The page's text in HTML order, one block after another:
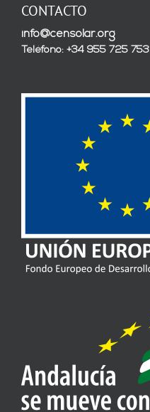
CONTACTO
info@censolar.org
Teléfono: +34 955 725 753